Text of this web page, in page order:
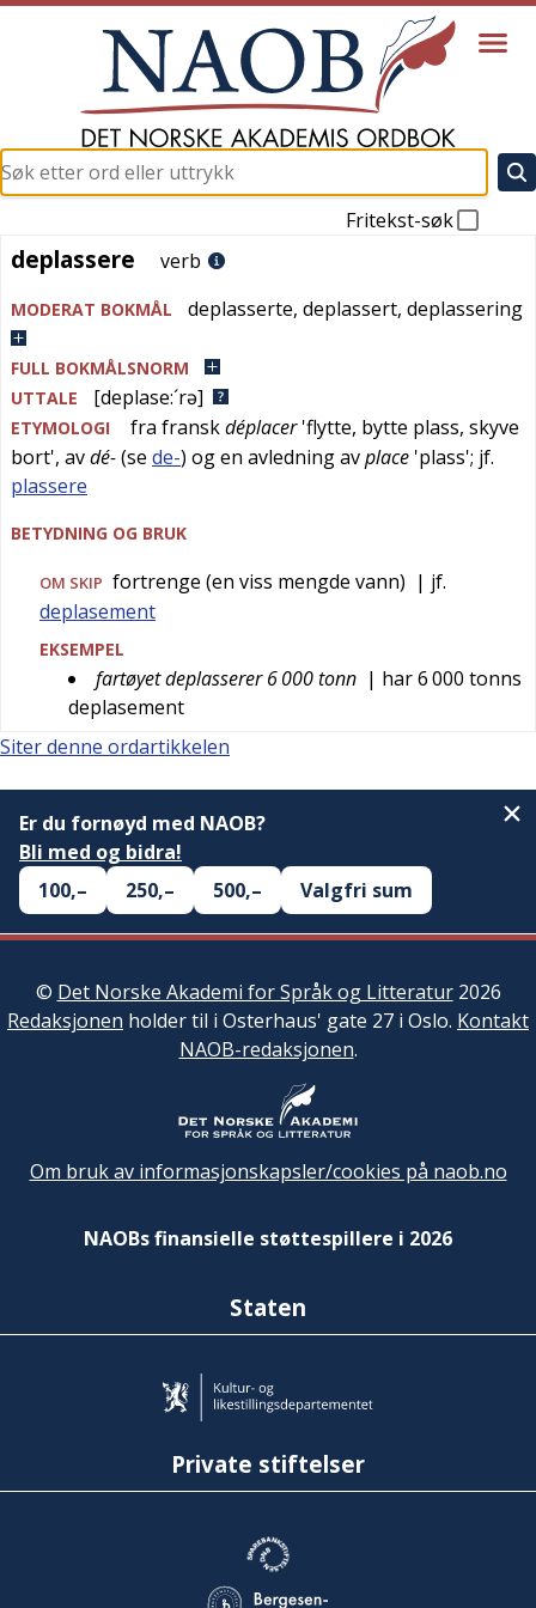
Fritekst-søk
deplassere
deplassere verb
MODERAT BOKMÅL deplasserte, deplassert, deplassering
FULL BOKMÅLSNORM
UTTALE
[deplase:´rə]
ETYMOLOGI fra franskdéplacer'flytte, bytte plass, skyve
bort', avdé-(se de-) og en avledning avplace 'plass'; jf.
plassere
BETYDNING OG BRUK
OM SKIP fortrenge (en viss mengde vann) | jf.
deplasement
EKSEMPEL
fartøyet deplasserer 6 000 tonn | har 6 000 tonns
deplasement
Siter denne ordartikkelen
Er du fornøyd med NAOB?
Bli med og bidra!
100,–
250,– 500,– Valgfri sum
© Det Norske Akademi for Språk og Litteratur2026
Redaksjonen holder til i Osterhaus' gate 27 i Oslo. Kontakt
NAOB-redaksjonen.
Om bruk av informasjonskapsler/cookies på naob.no
NAOBs finansielle støttespillere i 2026
Staten
Private stiftelser